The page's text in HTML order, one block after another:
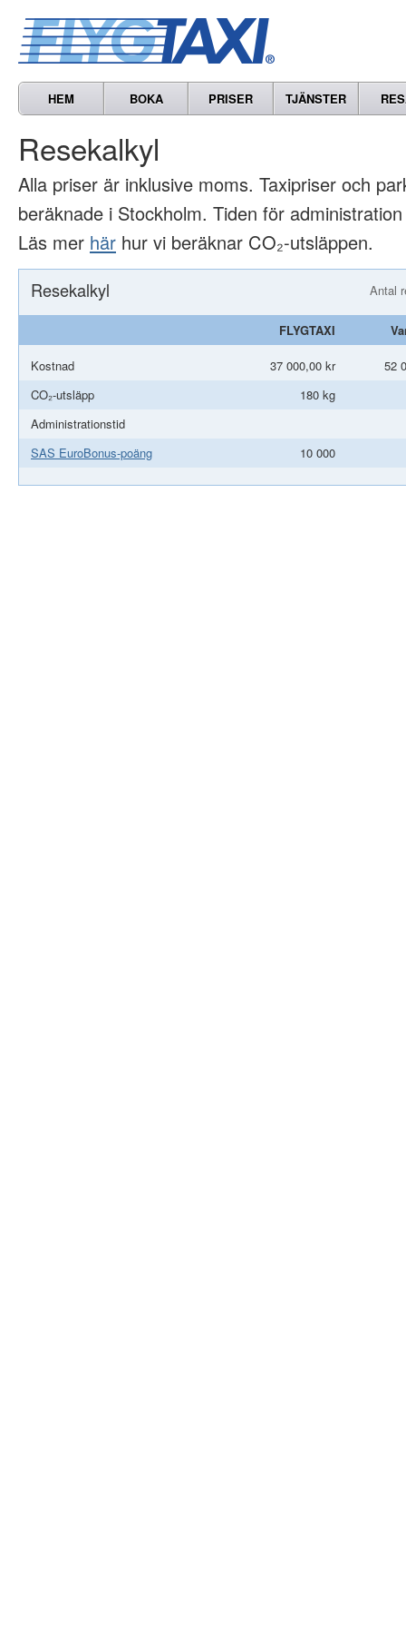
HEM BOKA PRISER TJÄNSTER
Resekalkyl
Alla priser är inklusive moms. Taxipriser och
beräknade i Stockholm. Tiden för
Läs mer här hur vi beräknar CO₂-utsläppen.
Antal
Resekalkyl
FLYGTAXI
Kostnad 37 000,00 kr
52
CO₂-utsläpp
180 kg
Administrationstid
SAS EuroBonus-poäng
10 000